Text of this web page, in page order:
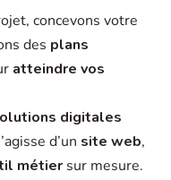
concevons votre
des plans
atteindre vos
digitales
d’un site web,
métier sur mesure.